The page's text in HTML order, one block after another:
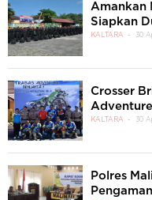
Amankan
Siapkan
KALTARA 30
Crosser
Adventure
KALTARA 30
Polres